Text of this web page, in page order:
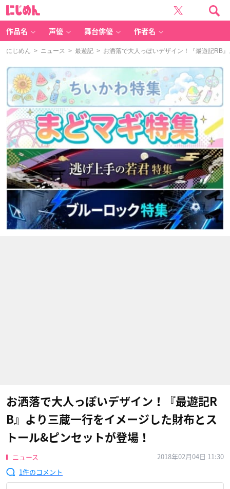
作品名 声優 舞台俳優 作者名
にじめん > ニュース > 最遊記 > お洒落で大人っぽいデザイン！『最遊記RB
お洒落で大人っぽいデザイン！『最遊記R
B』より三蔵一行をイメージした財布とス
トール&ピンセットが登場！
ニュース
2018年02月04日 11:30
1